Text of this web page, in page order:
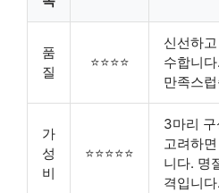
품
질
⭐⭐⭐⭐
신선하
수합니
만족스
가
성
비
⭐⭐⭐⭐⭐
3마리
고려하
니다. 명
격입니다.